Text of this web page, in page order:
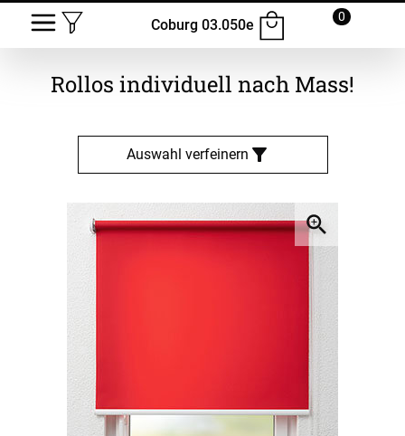
Coburg 03.050e
0
Rollos individuell nach Mass!
Auswahl verfeinern